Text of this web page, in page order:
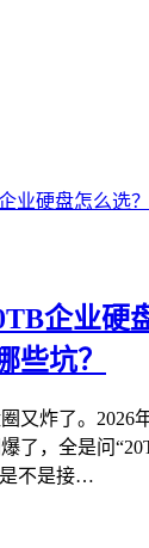
企业硬
些坑？
又炸了。2026
了，全是问
是不是接…